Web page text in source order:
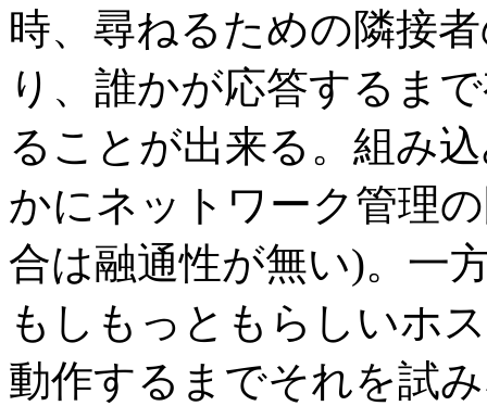
時、尋ねるための隣接
り、誰かが応答するま
ることが出来る。組み
かにネットワーク管理
合は融通性が無い)。一
もしもっともらしいホ
動作するまでそれを試